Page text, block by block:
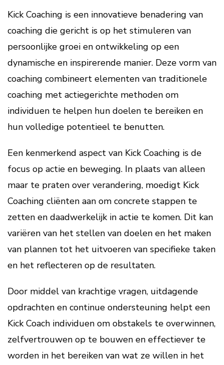
Kick Coaching is een innovatieve benadering van
coaching die gericht is op het stimuleren van
persoonlijke groei en ontwikkeling op een
dynamische en inspirerende manier. Deze vorm van
coaching combineert elementen van traditionele
coaching met actiegerichte methoden om
individuen te helpen hun doelen te bereiken en
hun volledige potentieel te benutten.
Een kenmerkend aspect van Kick Coaching is de
focus op actie en beweging. In plaats van alleen
maar te praten over verandering, moedigt Kick
Coaching cliënten aan om concrete stappen te
zetten en daadwerkelijk in actie te komen. Dit kan
variëren van het stellen van doelen en het maken
van plannen tot het uitvoeren van specifieke taken
en het reflecteren op de resultaten.
Door middel van krachtige vragen, uitdagende
opdrachten en continue ondersteuning helpt een
Kick Coach individuen om obstakels te overwinnen,
zelfvertrouwen op te bouwen en effectiever te
worden in het bereiken van wat ze willen in het